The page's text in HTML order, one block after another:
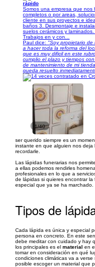
rápido
Somos una empresa que nos
completos o por areas,
cliente en sus proyectos e
baños 3. Desmontaje e
suelos cerámicos y
Trabajos en y con...
Paul dice: "Soy propietario
a hacer toda la reforma del
que es muy dificil en este
cumplio el plazo y tiempos
de mantenimiento de mi
queda resuelto
1/40
ser querido siempre es un
instante en que alguien nos deja
recordarle.
Las lápidas funerarias nos
a ellas podemos rendirles
profesionales en lo que a
de lápidas si quieres encontrar
especial que ya se ha marchado.
Tipos de
Cada lápida es única y especial
persona en concreto. En este
debe meditar con cuidado y hay
los principales es el material en
tomar en consideración en qué
condiciones climáticas va a
posible escoger un material que